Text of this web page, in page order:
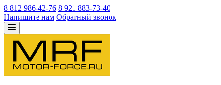
8 812 986-42-76 8 921 883-73-40
Напишите нам Обратный звонок